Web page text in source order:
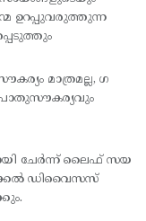
ഉറപ്പുവരുത്തുന്ന
മാത്രമല്ല, ഗ
ചേര്‍ന്ന് ലൈഫ് സയ
ഡിവൈസസ്